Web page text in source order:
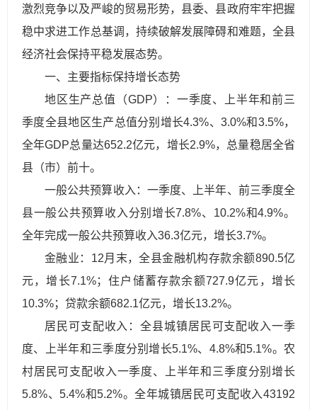
激烈竞争以及严峻的贸易形势，县委、县政府牢牢把握
稳中求进工作总基调，持续破解发展障碍和难题，全县
经济社会保持平稳发展态势。
一、主要指标保持增长态势
地区生产总值（GDP）：一季度、上半年和前三
季度全县地区生产总值分别增长4.3%、3.0%和3.5%，
全年GDP总量达652.2亿元，增长2.9%，总量稳居全省
县（市）前十。
一般公共预算收入：一季度、上半年、前三季度全
县一般公共预算收入分别增长7.8%、10.2%和4.9%。
全年完成一般公共预算收入36.3亿元，增长3.7%。
金融业：12月末，全县金融机构存款余额890.5亿
元，增长7.1%；住户储蓄存款余额727.9亿元，增长
10.3%；贷款余额682.1亿元，增长13.2%。
居民可支配收入：全县城镇居民可支配收入一季
度、上半年和三季度分别增长5.1%、4.8%和5.1%。农
村居民可支配收入一季度、上半年和三季度分别增长
5.8%、5.4%和5.2%。全年城镇居民可支配收入43192